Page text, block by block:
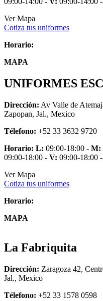
Ver Mapa
Cotiza tus uniformes
Horario:
MAPA
UNIFORMES
Dirección: Av Valle de
Zapopan, Jal., Mexico
Télefono: +52 33 3632 9720
Horario: L: 09:00-18:00 - M:
09:00-18:00 - V: 09:00-18:00 -
Ver Mapa
Cotiza tus uniformes
Horario:
MAPA
La Fabriquita
Dirección: Zaragoza 42,
Jal., Mexico
Télefono: +52 33 1578 0598